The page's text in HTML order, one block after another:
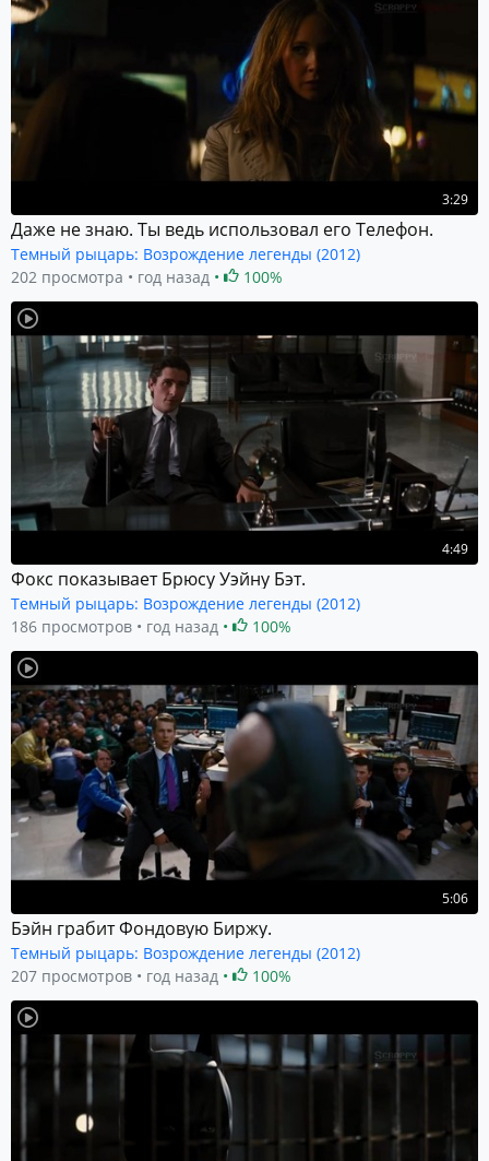
3:29
Даже не знаю. Ты ведь использовал его Телефон.
Темный рыцарь: Возрождение легенды (2012)
202 просмотра
год назад 100%
4:49
Фокс показывает Брюсу Уэйну Бэт.
Темный рыцарь: Возрождение легенды (2012)
186 просмотров
год назад 100%
5:06
Бэйн грабит Фондовую Биржу.
Темный рыцарь: Возрождение легенды (2012)
207 просмотров
год назад 100%